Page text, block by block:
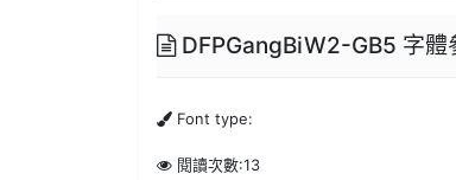
DFPGangBiW2-GB5 字體
Font type:
閱讀次數:13